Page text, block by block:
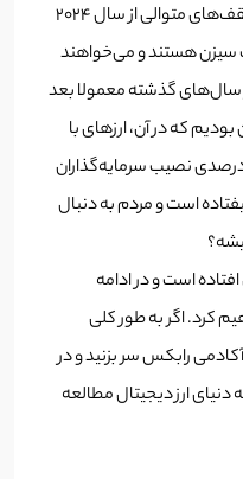
از زمان شروع رشد بیت کوین و زدن سقف‌های متوالی از سال 2024
سیزن هستند و می‌خواهند
سال‌های گذشته معمولا بعد
که در آن، ارزهای با
نصیب سرمایه‌گذاران
است و مردم به دنبال
است و در ادامه
کرد. اگر به طور کلی
رابکس سر بزنید و در
ارز دیجیتال مطالعه